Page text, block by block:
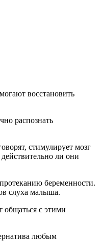
восстановить
распознать
стимулирует мозг
ли они
беременности.
слуха малыша.
общаться с этими
любым